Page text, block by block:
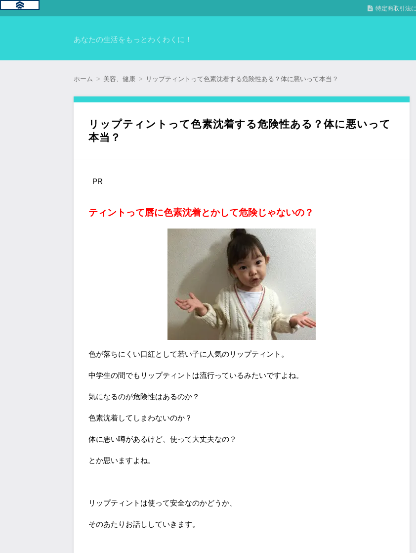
特定商取引法
あなたの生活をもっとわくわくに！
ホーム 美容、健康 リップティントって色素沈着する危険性ある？体に悪いって本当？
リップティントって色素沈着する危険性ある？体に悪いって
本当？
PR
ティントって唇に色素沈着とかして危険じゃないの？
色が落ちにくい口紅として若い子に人気のリップティント。
中学生の間でもリップティントは流行っているみたいですよね。
気になるのが危険性はあるのか？
色素沈着してしまわないのか？
体に悪い噂があるけど、使って大丈夫なの？
とか思いますよね。
リップティントは使って安全なのかどうか、
そのあたりお話ししていきます。